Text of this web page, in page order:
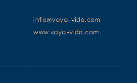
info@vaya-vida.com
www.vaya-vida.com